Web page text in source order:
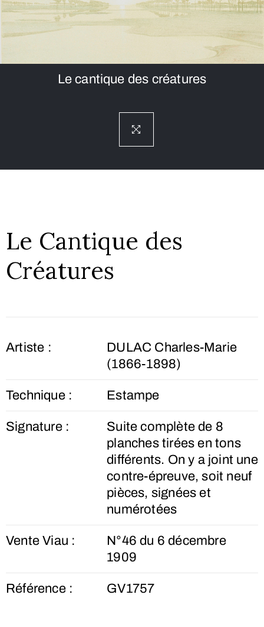
Le cantique des créatures
Le Cantique des
Créatures
Artiste :
DULAC Charles-Marie
(1866-1898)
Technique : Estampe
Signature :
Suite complète de 8
planches tirées en tons
différents. On y a joint une
contre-épreuve, soit neuf
pièces, signées et
numérotées
Vente Viau :
N°46 du 6 décembre
1909
Référence : GV1757